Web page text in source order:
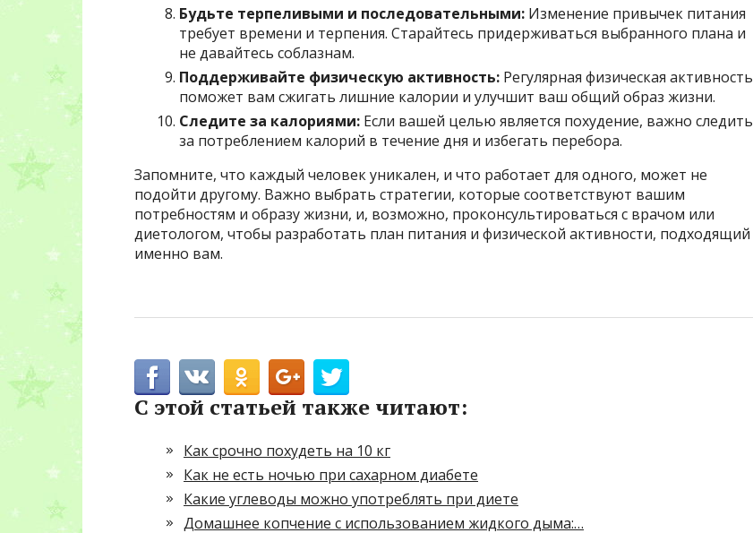
Будьте терпеливыми и последовательными: Изменение привычек питания
требует времени и терпения. Старайтесь придерживаться выбранного плана и
не давайтесь соблазнам.
Поддерживайте физическую активность: Регулярная физическая активность
поможет вам сжигать лишние калории и улучшит ваш общий образ жизни.
Следите за калориями: Если вашей целью является похудение, важно следить
за потреблением калорий в течение дня и избегать перебора.
Запомните, что каждый человек уникален, и что работает для одного, может не
подойти другому. Важно выбрать стратегии, которые соответствуют вашим
потребностям и образу жизни, и, возможно, проконсультироваться с врачом или
диетологом, чтобы разработать план питания и физической активности, подходящий
именно вам.
С этой статьей также читают:
Как срочно похудеть на 10 кг
Как не есть ночью при сахарном диабете
Какие углеводы можно употреблять при диете
Домашнее копчение с использованием жидкого дыма:…